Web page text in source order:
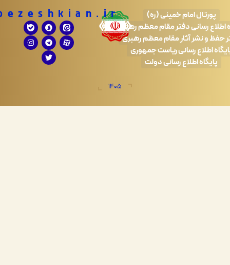
امام خمینی (ره)
رسانی دفتر مقام معظم رهبری
آثار مقام معظم رهبری
رسانی ریاست جمهوری
اطلاع رسانی دولت
Drpezeshkian.ir